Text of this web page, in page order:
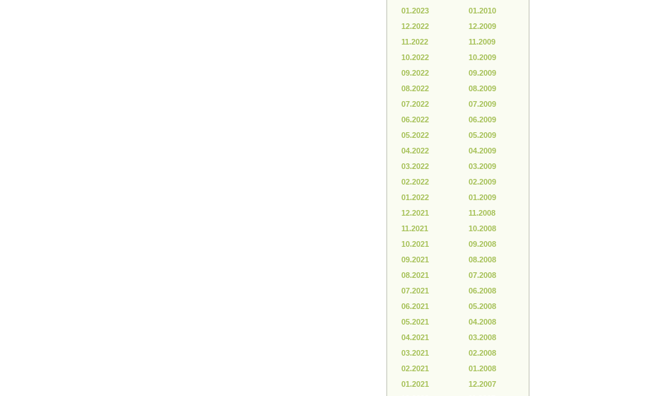
01.2023
12.2022
11.2022
10.2022
09.2022
08.2022
07.2022
06.2022
05.2022
04.2022
03.2022
02.2022
01.2022
12.2021
11.2021
10.2021
09.2021
08.2021
07.2021
06.2021
05.2021
04.2021
03.2021
02.2021
01.2021
01.2010
12.2009
11.2009
10.2009
09.2009
08.2009
07.2009
06.2009
05.2009
04.2009
03.2009
02.2009
01.2009
11.2008
10.2008
09.2008
08.2008
07.2008
06.2008
05.2008
04.2008
03.2008
02.2008
01.2008
12.2007